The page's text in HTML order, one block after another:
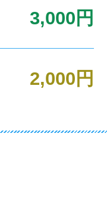
3,000円
2,000円